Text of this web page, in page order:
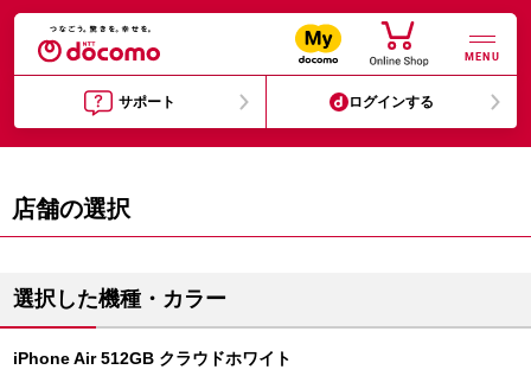
MENU
サポート ログインする
店舗の選択
選択した機種・カラー
iPhone Air 512GB クラウドホワイト